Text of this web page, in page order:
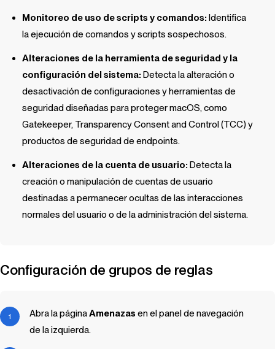
Monitoreo de uso de scripts y comandos:Identifica
la ejecución de comandos y scripts sospechosos.
Alteraciones de la herramienta de seguridad y la
configuración del sistema:Detecta la alteración o
desactivación de configuraciones y herramientas de
seguridad diseñadas para proteger macOS, como
Gatekeeper, Transparency Consent and Control (TCC) y
productos de seguridad de endpoints.
Alteraciones de la cuenta de usuario:Detecta la
creación o manipulación de cuentas de usuario
destinadas a permanecer ocultas de las interacciones
normales del usuario o de la administración del sistema.
Configuración de grupos de reglas
Abra la páginaAmenazas en el panel de navegación
de la izquierda.